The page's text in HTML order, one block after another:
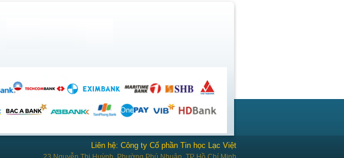
Liên hệ: Công ty Cổ phần Tin học Lạc Việt